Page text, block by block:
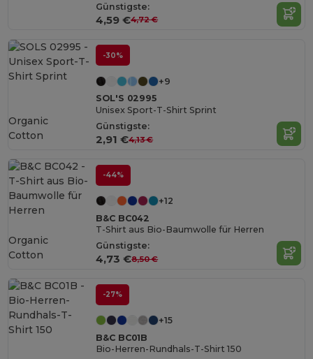
Günstigste:
4,59 €4,72 €
-30%
+9
SOL'S 02995
Unisex Sport-T-Shirt Sprint
Günstigste:
2,91 €4,13 €
Organic
Cotton
-44%
+12
B&C BC042
T-Shirt aus Bio-Baumwolle für Herren
Günstigste:
4,73 €8,50 €
Organic
Cotton
-27%
+15
B&C BC01B
Bio-Herren-Rundhals-T-Shirt 150